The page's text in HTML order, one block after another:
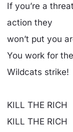
If you’re a
action they
won’t put you
You work for
Wildcats strike!
KILL THE RICH
KILL THE RICH